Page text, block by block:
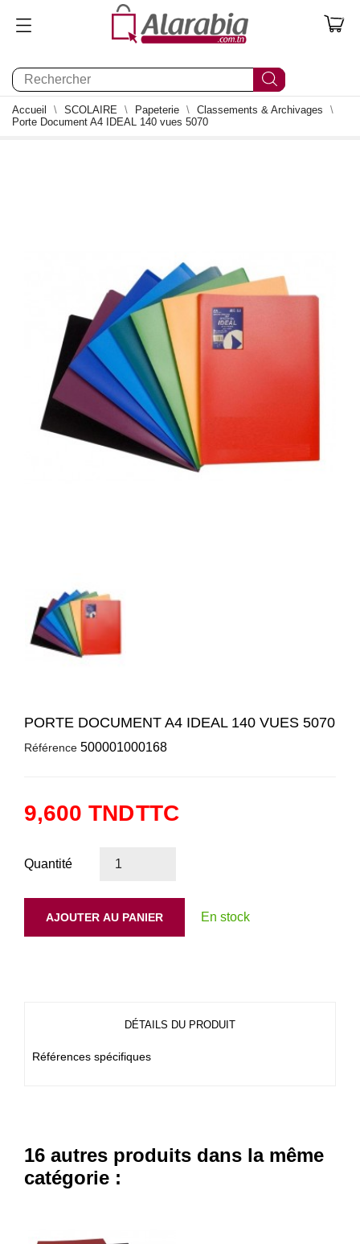
0
Accueil SCOLAIRE Papeterie
Classements & Archivages
Porte Document A4 IDEAL 140 vues 5070
PORTE DOCUMENT A4 IDEAL 140 VUES 5070
Référence 500001000168
9,600 TNDTTC
Quantité
AJOUTER AU PANIER En stock
DÉTAILS DU PRODUIT
Références spécifiques
16 autres produits dans la même
catégorie :